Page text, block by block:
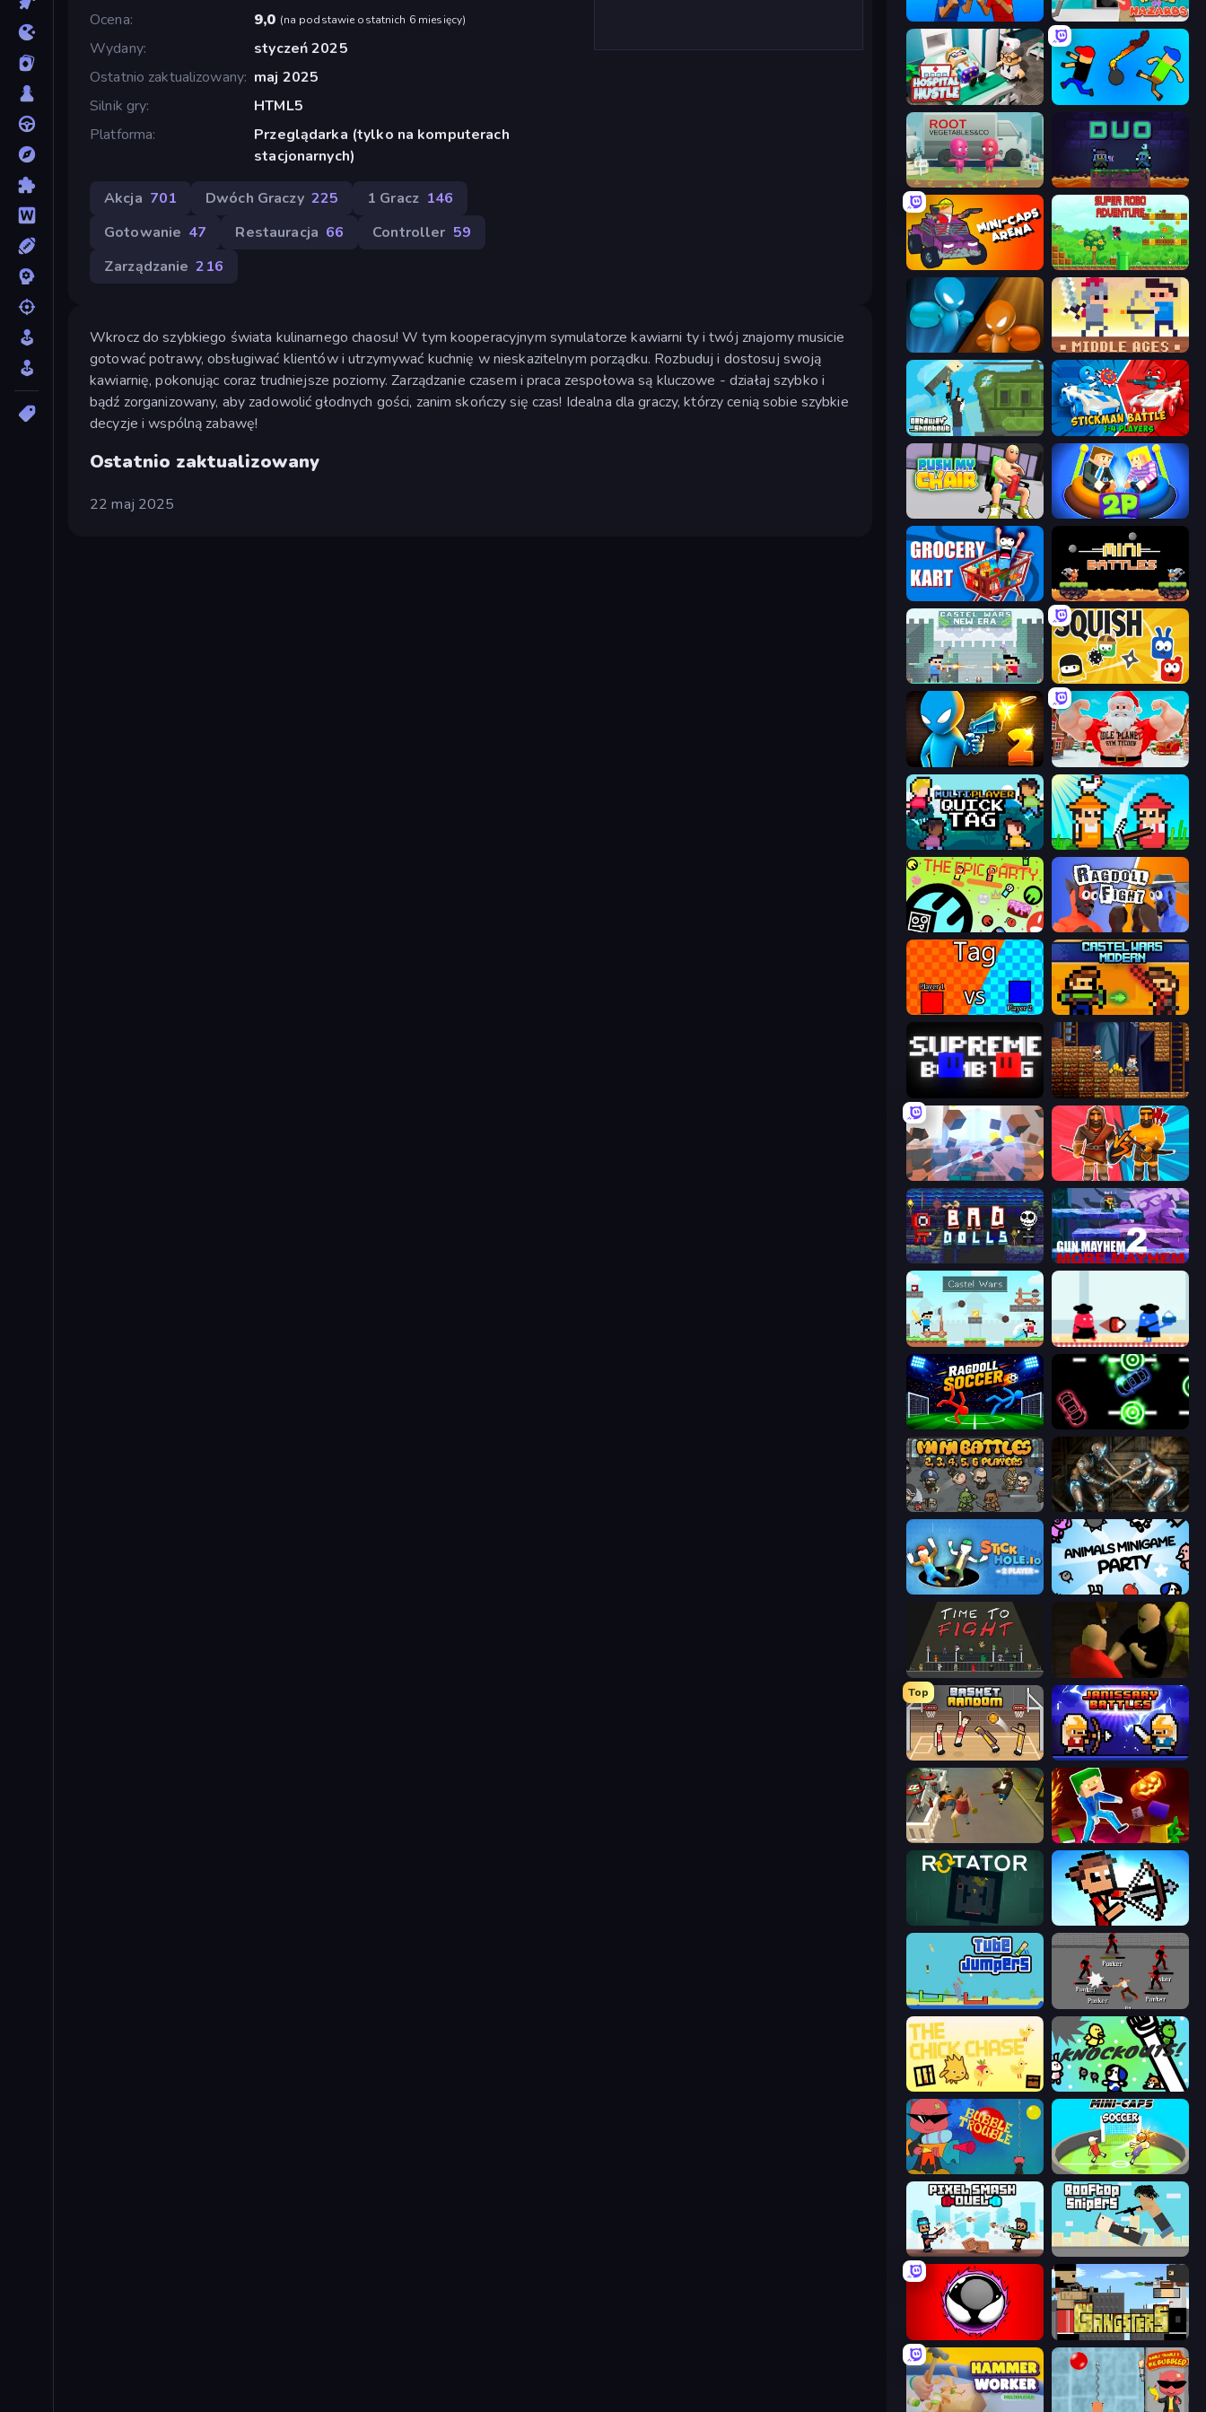
Ocena
9,0 (na podstawie ostatnich 6 miesięcy)
Wydany
styczeń 2025
Ostatnio zaktualizowany maj 2025
Silnik gry
HTML5
Platforma
Przeglądarka (tylko na komputerach
stacjonarnych)
Akcja 701 Dwóch Graczy 225 1 Gracz 146
Gotowanie 47 Restauracja 66 Controller 59
Zarządzanie 216
Wkrocz do szybkiego świata kulinarnego chaosu! W tym kooperacyjnym symulatorze kawiarni ty i twój znajomy musicie
gotować potrawy, obsługiwać klientów i utrzymywać kuchnię w nieskazitelnym porządku. Rozbuduj i dostosuj swoją
kawiarnię, pokonując coraz trudniejsze poziomy. Zarządzanie czasem i praca zespołowa są kluczowe - działaj szybko i
bądź zorganizowany, aby zadowolić głodnych gości, zanim skończy się czas! Idealna dla graczy, którzy cenią sobie szybkie
decyzje i wspólną zabawę!
Ostatnio zaktualizowany
22 maj 2025
Puppet Fighter 2 Player House of Hazards
Hospital Hustle Mini-Caps: Bombs
Root Vegetables & Co Duo
Mini-Caps: Arena Super Robo - Adventure
Drunken Boxing Castle Wars: Middle Ages
Getaway Shootout Stickman battle 1-4 Players
Push My Chair Ragdoll Arena 2 Player
Grocery Kart 12 MiniBattles
Castle Wars: New Era Squish
Drunken Duel 2 Idle Planet: Gym Tycoon
Multiplayer Quick Tag Farmer Challenge Party
The Epic Party Ragdoll Fight
2 Player Tag Castle Wars: Modern
Miners' Adventure
Cubic Rush Medieval Battle 2P
Bad Dolls Gun Mayhem 2
Castle Wars Clash of Cakes
Ragdoll Soccer 2 Players Glowit - Two Players
MiniBattles Striker Dummies
Stickhole.io Animals Minigame Party
Time to Fight
Top
Basket Random Janissary Battles
Balanced Running
Rotator Stick Archers Battle
Tube Jumpers Royal City Clashers 2
The Chick Chase KNOCKOUTS!
Bubble Trouble Mini-Caps: Soccer
Pixel Smash Duel Rooftop Snipers
Splatmans Gangsters